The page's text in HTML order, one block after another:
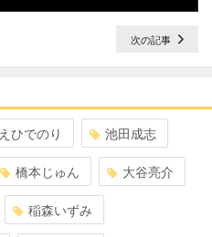
次の記事
ひでのり 池田成志
橋本じゅん 大谷亮介
稲森いずみ